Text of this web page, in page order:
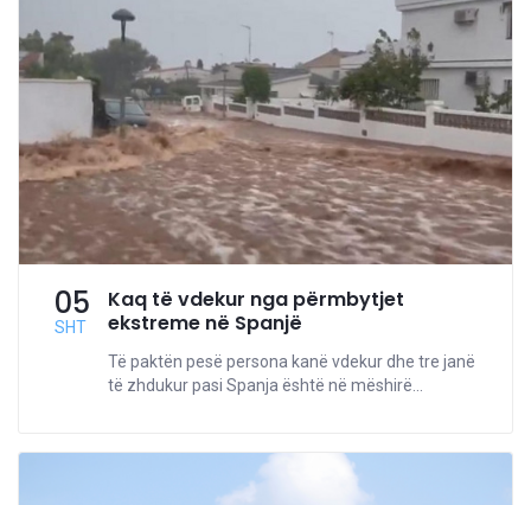
05
SHT
Kaq të vdekur nga përmbytjet
ekstreme në Spanjë
Të paktën pesë persona kanë vdekur dhe tre janë
të zhdukur pasi Spanja është në mëshirë...